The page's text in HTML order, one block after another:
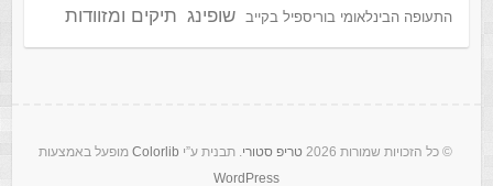
התעופה הבינלאומי בוריספיל בקייב
שופינג תיקים ומזוודות
‫ © כל הזכויות שמורות 2026 טריפ סטורי. תבנית ע”י Colorlib מופעל באמצעות
WordPress